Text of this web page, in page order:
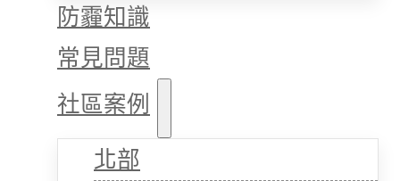
防霾知識
常見問題
社區案例
北部